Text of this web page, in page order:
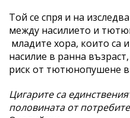
Той се спря и на
между насилието и
младите хора, които са
насилие в ранна
риск от тютюнопушене в
Цигарите са
половината от